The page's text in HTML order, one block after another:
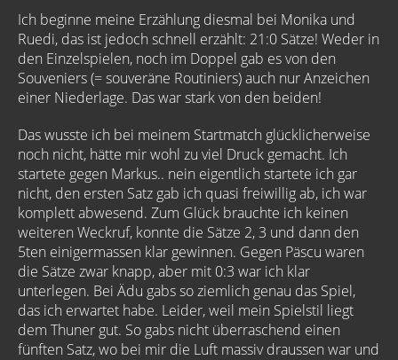
Ich beginne meine Erzählung diesmal bei Monika und
Ruedi, das ist jedoch schnell erzählt: 21:0 Sätze! Weder in
den Einzelspielen, noch im Doppel gab es von den
Souveniers (= souveräne Routiniers) auch nur Anzeichen
einer Niederlage. Das war stark von den beiden!
Das wusste ich bei meinem Startmatch glücklicherweise
noch nicht, hätte mir wohl zu viel Druck gemacht. Ich
startete gegen Markus.. nein eigentlich startete ich gar
nicht, den ersten Satz gab ich quasi freiwillig ab, ich war
komplett abwesend. Zum Glück brauchte ich keinen
weiteren Weckruf, konnte die Sätze 2, 3 und dann den
5ten einigermassen klar gewinnen. Gegen Päscu waren
die Sätze zwar knapp, aber mit 0:3 war ich klar
unterlegen. Bei Ädu gabs so ziemlich genau das Spiel,
das ich erwartet habe. Leider, weil mein Spielstil liegt
dem Thuner gut. So gabs nicht überraschend einen
fünften Satz, wo bei mir die Luft massiv draussen war und